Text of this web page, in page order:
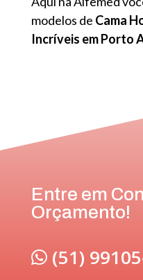
modelos de Cama
Incríveis em Porto
Entre em
Orçamento!
(51)